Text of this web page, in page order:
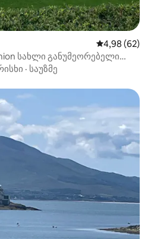
საშუალო
4,98 (62)
სახლი განუმეორებელი
· საუზმე
ვარიანტი